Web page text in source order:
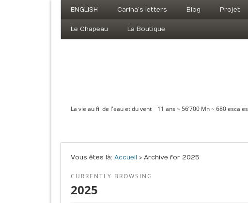
ENGLISH Carina’s letters Blog Projet
Le Chapeau La Boutique
La vie au fil de l'eau et du vent 11 ans ~ 56’700 Mn ~ 680 escales
Vous êtes là : Accueil › Archive for 2025
CURRENTLY BROWSING
2025